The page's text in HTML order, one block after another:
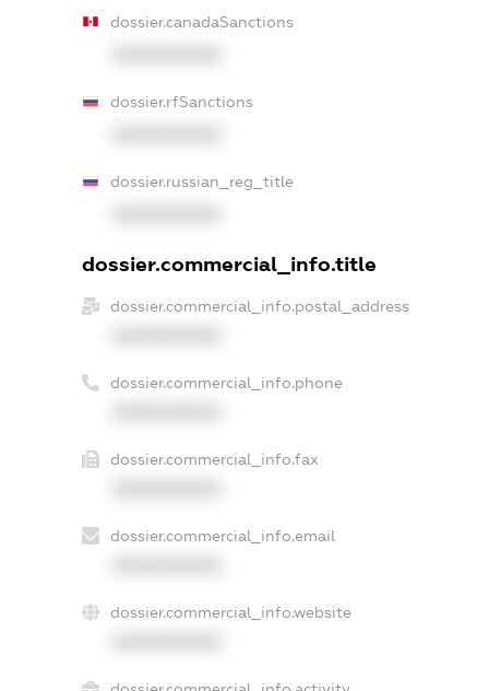
dossier.canadaSanctions
dossier.rfSanctions
dossier.russian_reg_title
dossier.commercial_info.title
dossier.commercial_info.postal_address
dossier.commercial_info.phone
dossier.commercial_info.fax
dossier.commercial_info.email
dossier.commercial_info.website